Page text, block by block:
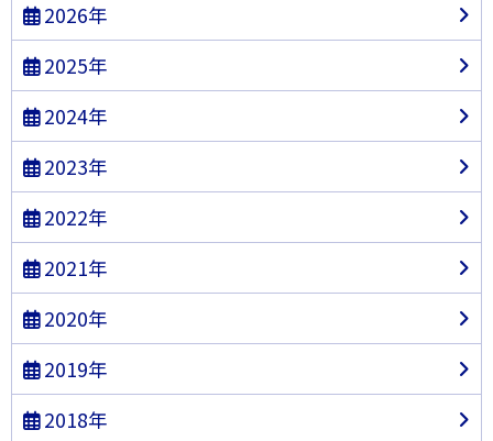
2026年
2025年
2024年
2023年
2022年
2021年
2020年
2019年
2018年